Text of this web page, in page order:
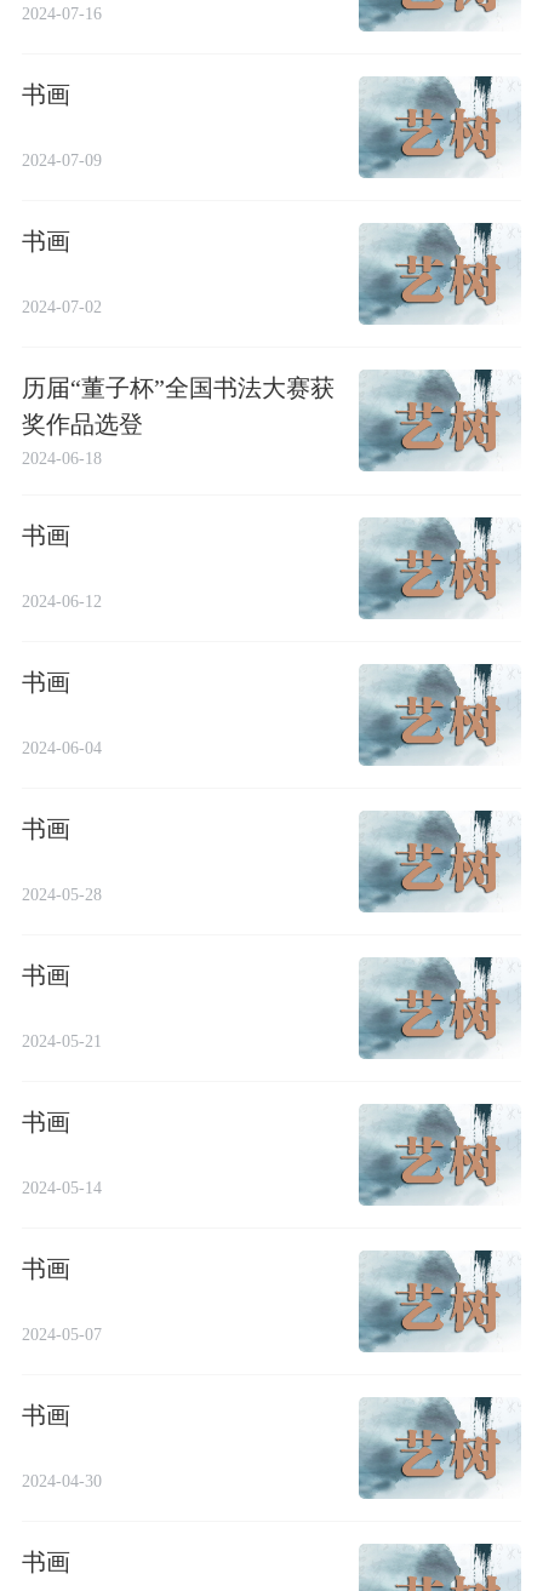
2024-07-16
书画
2024-07-09
书画
2024-07-02
历届“董子杯”全国书法大赛获
奖作品选登
2024-06-18
书画
2024-06-12
书画
2024-06-04
书画
2024-05-28
书画
2024-05-21
书画
2024-05-14
书画
2024-05-07
书画
2024-04-30
书画